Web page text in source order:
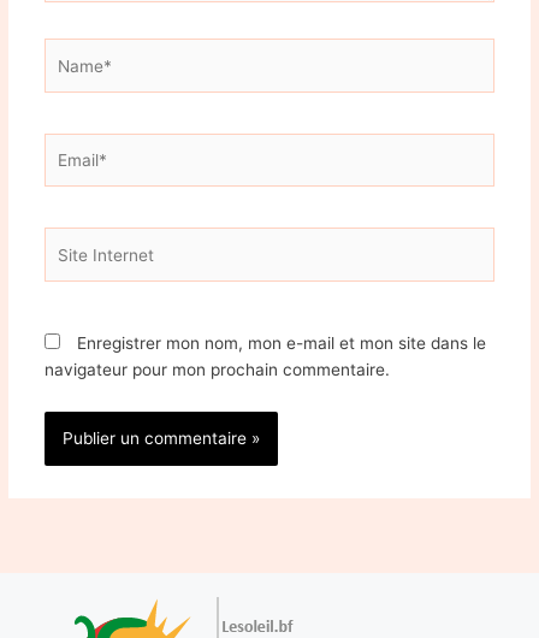
Internet
Enregistrer mon nom, mon e-mail et mon site dans le
navigateur pour mon prochain commentaire.